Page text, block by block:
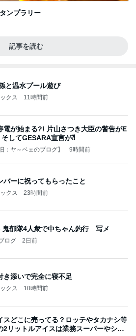
ンプラリー
記事を読む
と温水プール遊び
クス 11時間前
電が始まる?! 片山さつき大臣の警告がE
してGESARA宣言が⁈
：ヤ～ベェのブログ】 9時間前
バーに祝ってもらったこと
クス 23時間前
20260803 鬼郁隊4人衆で中ちゃん釣行 写メ
ログ 2日前
き添いで完全に寝不足
クス 10時間前
スどこに売ってる？ロッテやタカナシ等
2リットルアイスは業務スーパーやシャ